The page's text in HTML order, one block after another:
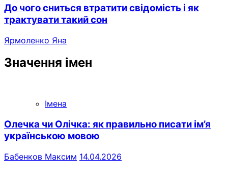
До чого сниться втратити свідомість і як
трактувати такий сон
Ярмоленко Яна
Значення імен
Імена
Олечка чи Олічка: як правильно писати ім’я
українською мовою
Бабенков Максим 14.04.2026